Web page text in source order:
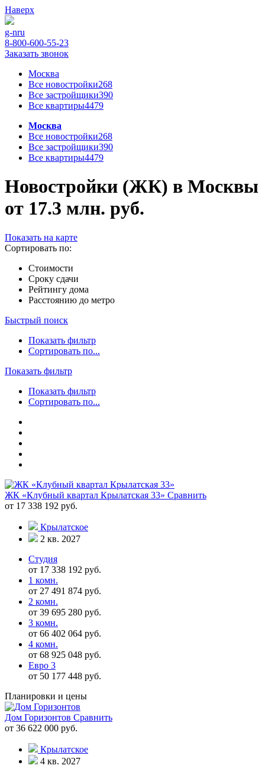
Наверх
g-nru
8-800-600-55-23
Заказать звонок
Москва
Все новостройки268
Все застройщики390
Все квартиры4479
Москва
Все новостройки268
Все застройщики390
Все квартиры4479
Новостройки (ЖК) в Москвы
от 17.3 млн. руб.
Показать на карте
Сортировать по:
Стоимости
Сроку сдачи
Рейтингу дома
Расстоянию до метро
Быстрый поиск
Показать фильтр
Сортировать по...
Показать фильтр
Показать фильтр
Сортировать по...
ЖК «Клубный квартал Крылатская 33» Сравнить
от 17 338 192 руб.
Крылатское
2 кв. 2027
Студия
от 17 338 192 руб.
1 комн.
от 27 491 874 руб.
2 комн.
от 39 695 280 руб.
3 комн.
от 66 402 064 руб.
4 комн.
от 68 925 048 руб.
Евро 3
от 50 177 448 руб.
Планировки и цены
Дом Горизонтов Сравнить
от 36 622 000 руб.
Крылатское
4 кв. 2027